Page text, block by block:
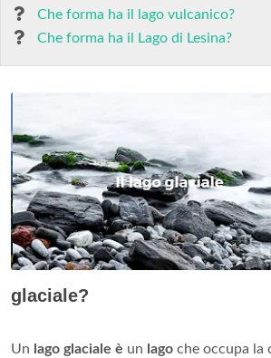
Che forma ha il lago vulcanico?
Che forma ha il Lago di Lesina?
glaciale?
Un lago glaciale è un lago che occupa la